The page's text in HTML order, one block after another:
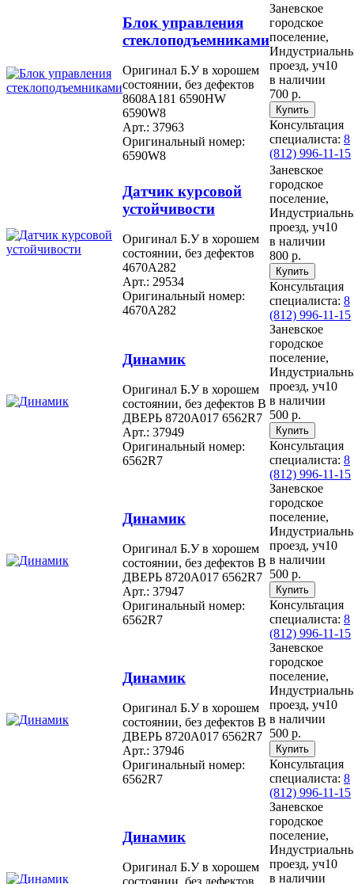
Блок управления
стеклоподъемниками
Оригинал Б.У в хорошем
состоянии, без дефектов
8608A181 6590HW
6590W8
Арт.: 37963
Оригинальный номер:
6590W8
Заневское
городское
поселение,
проезд, уч10
в наличии
700 р.
Консультация
специалиста: 8
(812) 996-11-15
Датчик курсовой
устойчивости
Оригинал Б.У в хорошем
состоянии, без дефектов
4670A282
Арт.: 29534
Оригинальный номер:
4670A282
Заневское
городское
поселение,
проезд, уч10
в наличии
800 р.
Консультация
специалиста: 8
(812) 996-11-15
Динамик
Оригинал Б.У в хорошем
состоянии, без дефектов В
ДВЕРЬ 8720A017 6562R7
Арт.: 37949
Оригинальный номер:
6562R7
Заневское
городское
поселение,
проезд, уч10
в наличии
500 р.
Консультация
специалиста: 8
(812) 996-11-15
Динамик
Оригинал Б.У в хорошем
состоянии, без дефектов В
ДВЕРЬ 8720A017 6562R7
Арт.: 37947
Оригинальный номер:
6562R7
Заневское
городское
поселение,
проезд, уч10
в наличии
500 р.
Консультация
специалиста: 8
(812) 996-11-15
Динамик
Оригинал Б.У в хорошем
состоянии, без дефектов В
ДВЕРЬ 8720A017 6562R7
Арт.: 37946
Оригинальный номер:
6562R7
Заневское
городское
поселение,
проезд, уч10
в наличии
500 р.
Консультация
специалиста: 8
(812) 996-11-15
Динамик
Оригинал Б.У в хорошем
Заневское
городское
поселение,
проезд, уч10
в наличии